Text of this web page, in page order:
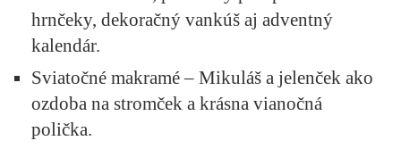
hrnčeky, dekoračný vankúš aj adventný
kalendár.
Sviatočné makramé – Mikuláš a jelenček ako
ozdoba na stromček a krásna vianočná
polička.